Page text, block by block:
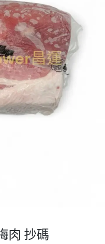
肉 抄碼